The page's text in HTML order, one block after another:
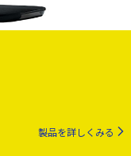
製品を詳しくみる